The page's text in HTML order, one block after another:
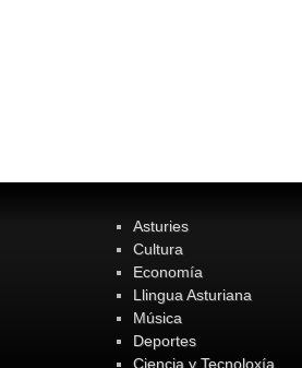
Asturies
Cultura
Economía
Llingua Asturiana
Música
Deportes
Ciencia y Tecnoloxía